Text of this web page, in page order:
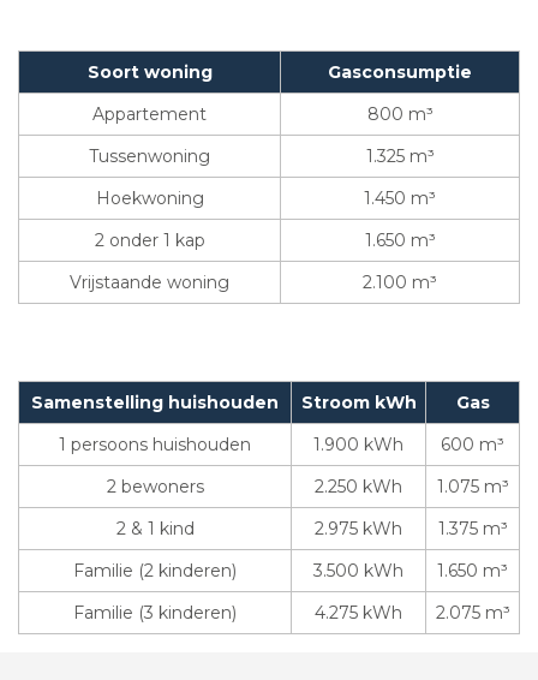
Soort woning
Gasconsumptie
Appartement
800 m³
Tussenwoning
1.325 m³
Hoekwoning
1.450 m³
2 onder 1 kap
1.650 m³
Vrijstaande woning
2.100 m³
Samenstelling huishouden Stroom kWh
Gas
1 persoons huishouden
1.900 kWh
600 m³
2 bewoners
2.250 kWh
1.075 m³
2 & 1 kind
2.975 kWh
1.375 m³
Familie (2 kinderen)
3.500 kWh
1.650 m³
Familie (3 kinderen)
4.275 kWh 2.075 m³